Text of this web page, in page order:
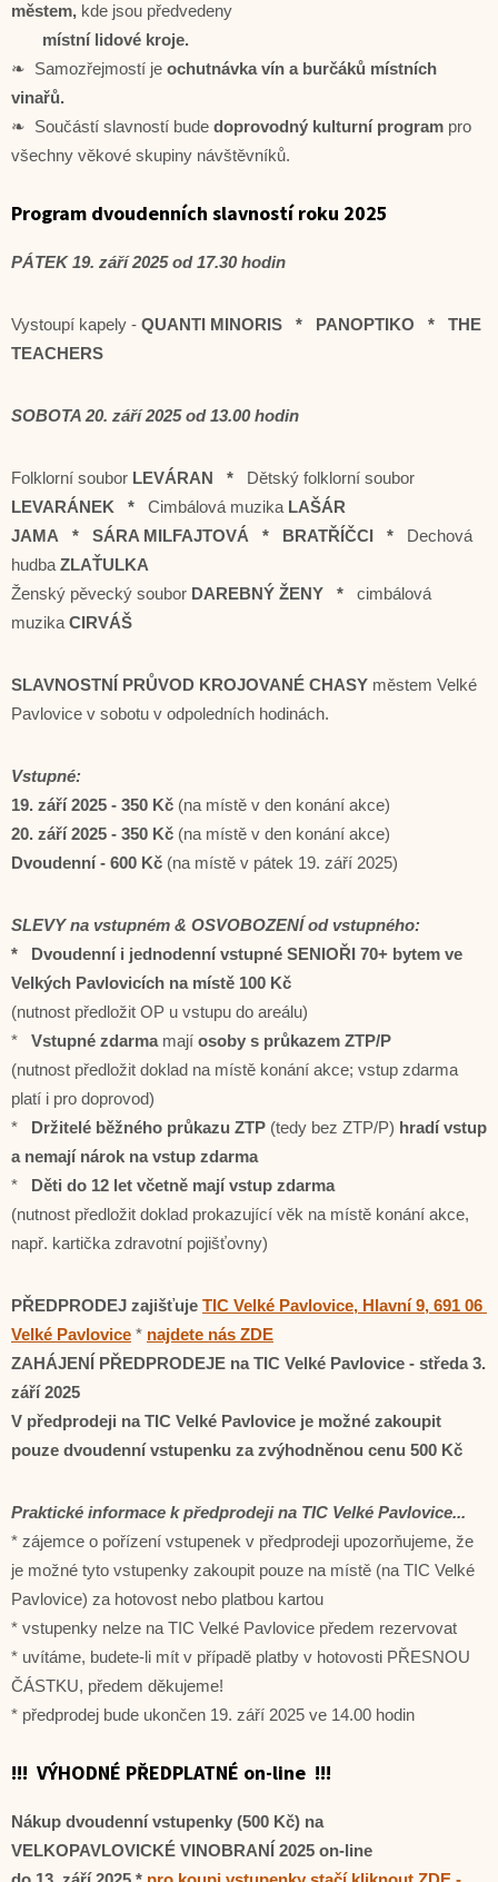
městem, kde jsou předvedeny
místní lidové kroje.
❧ Samozřejmostí je ochutnávka vín a burčáků místních
vinařů.
❧ Součástí slavností bude doprovodný kulturní program pro
všechny věkové skupiny návštěvníků.
Program dvoudenních slavností roku 2025
PÁTEK 19. září 2025 od 17.30 hodin
Vystoupí kapely - QUANTI MINORIS * PANOPTIKO * THE
TEACHERS
SOBOTA 20. září 2025 od 13.00 hodin
Folklorní soubor LEVÁRAN * Dětský folklorní soubor
LEVARÁNEK * Cimbálová muzika LAŠÁR
JAMA
* SÁRA MILFAJTOVÁ * BRATŘÍČCI *
Dechová
hudba ZLAŤULKA
Ženský pěvecký soubor DAREBNÝ ŽENY *
cimbálová
muzika CIRVÁŠ
SLAVNOSTNÍ PRŮVOD KROJOVANÉ CHASY městem Velké
Pavlovice v sobotu v odpoledních hodinách.
Vstupné:
19. září 2025 - 350 Kč (na místě v den konání akce)
20. září 2025 - 350 Kč (na místě v den konání akce)
Dvoudenní - 600 Kč (na místě v pátek 19. září 2025)
SLEVY na vstupném & OSVOBOZENÍ od vstupného:
* Dvoudenní i jednodenní vstupné SENIOŘI 70+ bytem ve
Velkých Pavlovicích na místě 100 Kč
(nutnost předložit OP u vstupu do areálu)
* Vstupné zdarmamají osoby s průkazem ZTP/P
(nutnost předložit doklad na místě konání akce; vstup zdarma
platí i pro doprovod)
* Držitelé běžného průkazu ZTP (tedy bez ZTP/P) hradí vstup
a nemají nárok na vstup zdarma
*
Děti do 12 let včetně mají vstup zdarma
(nutnost předložit doklad prokazující věk na místě konání akce,
např. kartička zdravotní pojišťovny)
PŘEDPRODEJ zajišťuje TIC Velké Pavlovice, Hlavní 9, 691 06
Velké Pavlovice * najdete nás ZDE
ZAHÁJENÍ PŘEDPRODEJE na TIC Velké Pavlovice - středa 3.
září 2025
V předprodeji na TIC Velké Pavlovice je možné zakoupit
pouze dvoudenní vstupenku za zvýhodněnou cenu 500 Kč
Praktické informace k předprodeji na TIC Velké Pavlovice...
* zájemce o pořízení vstupenek v předprodeji upozorňujeme, že
je možné tyto vstupenky zakoupit pouze na místě (na TIC Velké
Pavlovice) za hotovost nebo platbou kartou
* vstupenky nelze na TIC Velké Pavlovice předem rezervovat
* uvítáme, budete-li mít v případě platby v hotovosti PŘESNOU
ČÁSTKU, předem děkujeme!
* předprodej bude ukončen 19. září 2025 ve 14.00 hodin
!!! VÝHODNÉ PŘEDPLATNÉ on-line !!!
Nákup dvoudenní vstupenky (500 Kč) na
VELKOPAVLOVICKÉ VINOBRANÍ 2025 on-line